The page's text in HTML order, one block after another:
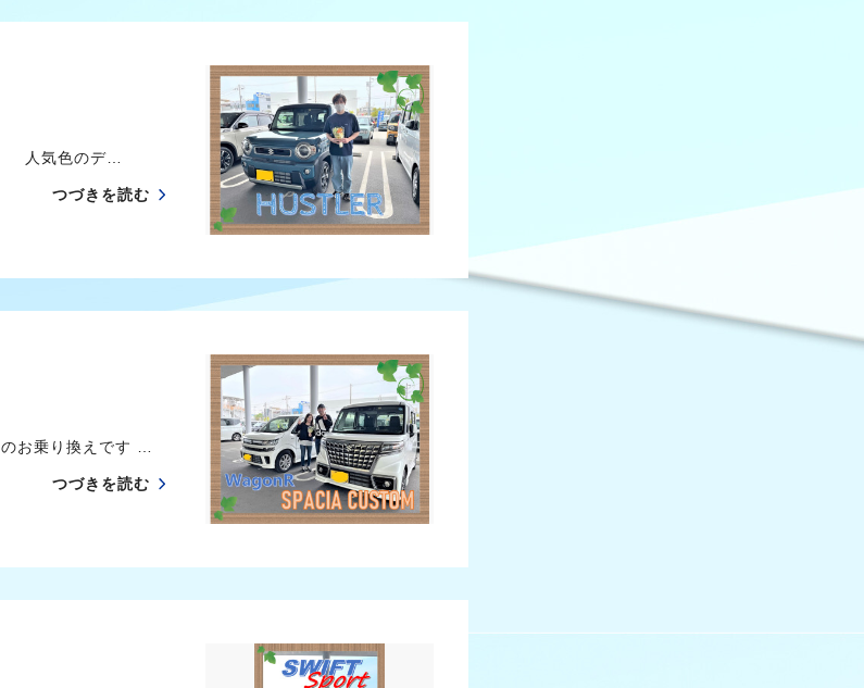
人気色のデ…
つづきを読む
お乗り換えです …
つづきを読む